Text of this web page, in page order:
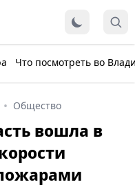
Что посмотреть во
Общество
вошла в